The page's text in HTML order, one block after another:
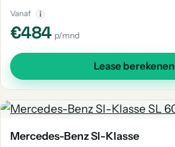
Vanaf i
€484 p/mnd
Lease berekenen
Mercedes-Benz Sl-Klasse